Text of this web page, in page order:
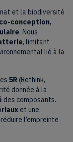
et la biodiversité
conception,
. Nous
, limitant
lié à la
5R (Rethink,
donnée à la
des composants.
et une
l’empreinte